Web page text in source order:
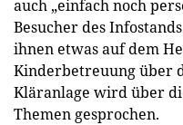
auch „einfach noch
Besucher des
ihnen etwas auf dem
Kinderbetreuung über
Kläranlage wird über
Themen gesprochen.